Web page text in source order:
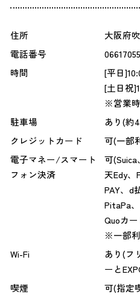
住所
大阪府
電話番号
時間
[平日
[土日祝
※営業
駐車場
あり(約
クレジットカード
可(一部
電子マネー/スマート
フォン決済
可(Suica
天Edy
PAY、d
PitaPa、
Quoカ
※一部
Wi-Fi
あり(フ
ーと
喫煙
可(指定